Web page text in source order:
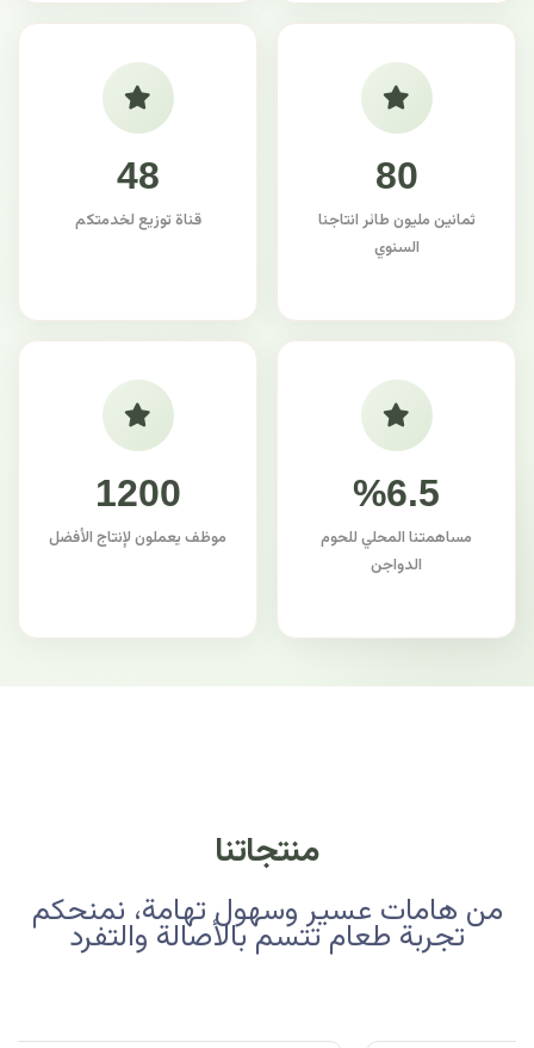
80
ثمانين مليون طائر انتاجنا
السنوي
48
قناة توزيع لخدمتكم
%6.5
مساهمتنا المحلي للحوم
الدواجن
1200
موظف يعملون لإنتاج الأفضل
منتجاتنا
من هامات عسير وسهول تهامة، نمنحكم
تجربة طعام تتسم بالأصالة والتفرد